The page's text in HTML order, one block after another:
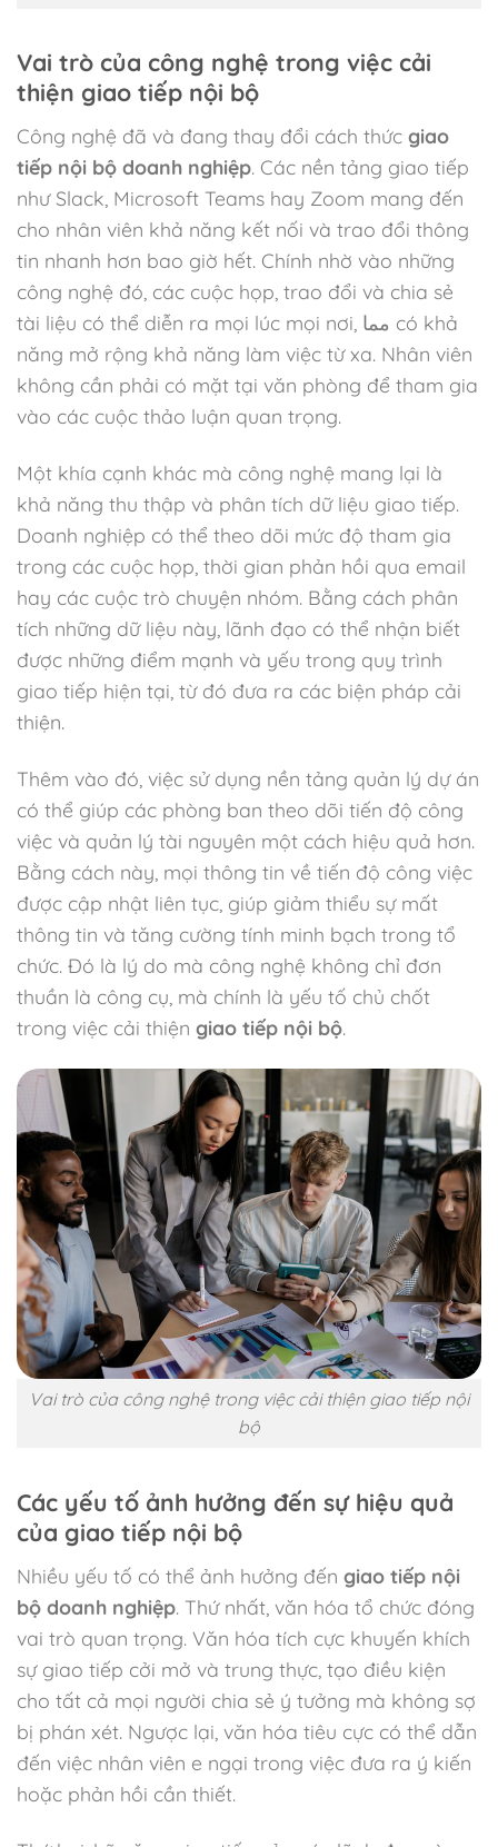
Vai trò của công nghệ trong việc cải
thiện giao tiếp nội bộ
Công nghệ đã và đang thay đổi cách thức giao
tiếp nội bộ doanh nghiệp. Các nền tảng giao tiếp
như Slack, Microsoft Teams hay Zoom mang đến
cho nhân viên khả năng kết nối và trao đổi thông
tin nhanh hơn bao giờ hết. Chính nhờ vào những
công nghệ đó, các cuộc họp, trao đổi và chia sẻ
tài liệu có thể diễn ra mọi lúc mọi nơi, مما có khả
năng mở rộng khả năng làm việc từ xa. Nhân viên
không cần phải có mặt tại văn phòng để tham gia
vào các cuộc thảo luận quan trọng.
Một khía cạnh khác mà công nghệ mang lại là
khả năng thu thập và phân tích dữ liệu giao tiếp.
Doanh nghiệp có thể theo dõi mức độ tham gia
trong các cuộc họp, thời gian phản hồi qua email
hay các cuộc trò chuyện nhóm. Bằng cách phân
tích những dữ liệu này, lãnh đạo có thể nhận biết
được những điểm mạnh và yếu trong quy trình
giao tiếp hiện tại, từ đó đưa ra các biện pháp cải
thiện.
Thêm vào đó, việc sử dụng nền tảng quản lý dự án
có thể giúp các phòng ban theo dõi tiến độ công
việc và quản lý tài nguyên một cách hiệu quả hơn.
Bằng cách này, mọi thông tin về tiến độ công việc
được cập nhật liên tục, giúp giảm thiểu sự mất
thông tin và tăng cường tính minh bạch trong tổ
chức. Đó là lý do mà công nghệ không chỉ đơn
thuần là công cụ, mà chính là yếu tố chủ chốt
trong việc cải thiện giao tiếp nội bộ.
Vai trò của công nghệ trong việc cải thiện giao tiếp nội
bộ
Các yếu tố ảnh hưởng đến sự hiệu quả
của giao tiếp nội bộ
Nhiều yếu tố có thể ảnh hưởng đến giao tiếp nội
bộ doanh nghiệp. Thứ nhất, văn hóa tổ chức đóng
vai trò quan trọng. Văn hóa tích cực khuyến khích
sự giao tiếp cởi mở và trung thực, tạo điều kiện
cho tất cả mọi người chia sẻ ý tưởng mà không sợ
bị phán xét. Ngược lại, văn hóa tiêu cực có thể dẫn
đến việc nhân viên e ngại trong việc đưa ra ý kiến
hoặc phản hồi cần thiết.